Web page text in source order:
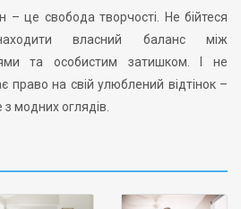
– це свобода творчості. Не бійтеся
власний баланс між
та особистим затишком. І не
право на свій улюблений відтінок –
з модних оглядів.